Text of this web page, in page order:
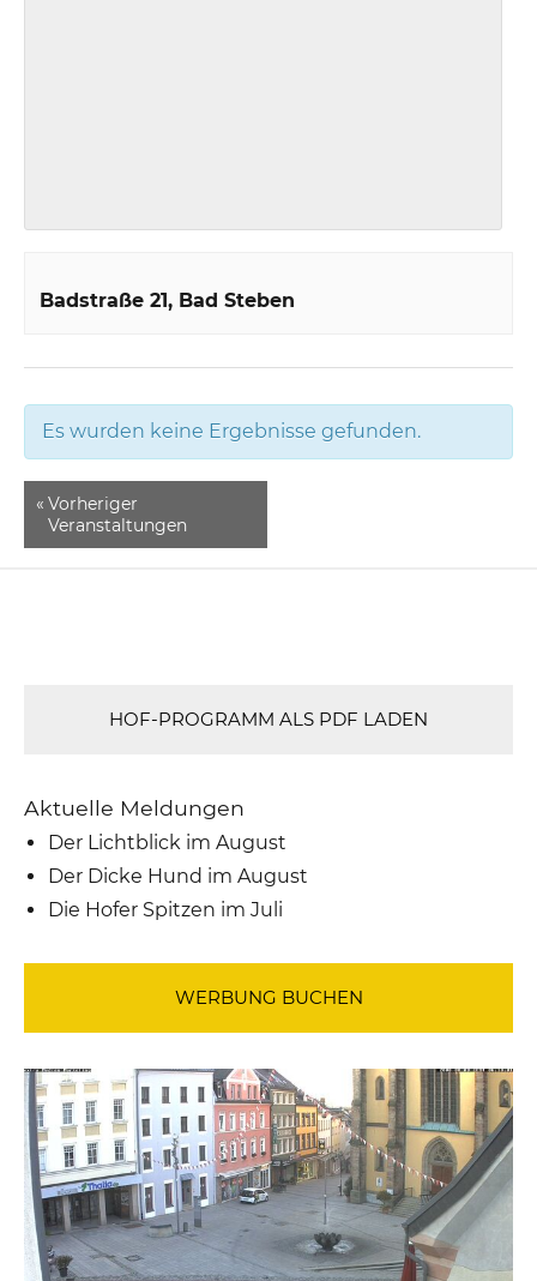
Badstraße 21 Bad Steben
Es wurden keine Ergebnisse gefunden.
« Vorheriger
Veranstaltungen
HOF-PROGRAMM ALS PDF LADEN
Aktuelle Meldungen
Der Lichtblick im August
Der Dicke Hund im August
Die Hofer Spitzen im Juli
WERBUNG BUCHEN